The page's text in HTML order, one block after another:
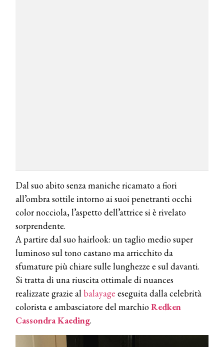
Dal suo abito senza maniche ricamato a fiori
all’ombra sottile intorno ai suoi penetranti occhi
color nocciola, l’aspetto dell’attrice si è rivelato
sorprendente.
A partire dal suo hairlook: un taglio medio super
luminoso sul tono castano ma arricchito da
sfumature più chiare sulle lunghezze e sul davanti.
Si tratta di una riuscita ottimale di nuances
realizzate grazie albalayage eseguita dalla celebrità
colorista e ambasciatore del marchioRedken
Cassondra Kaeding.
COSMOPROF WORLDWIDE BOLOGNA
Cosmprof Worldwide Bologna
presenta THE BEAUTY &
WELLNESS CONGRESS 2022: I
TEMI